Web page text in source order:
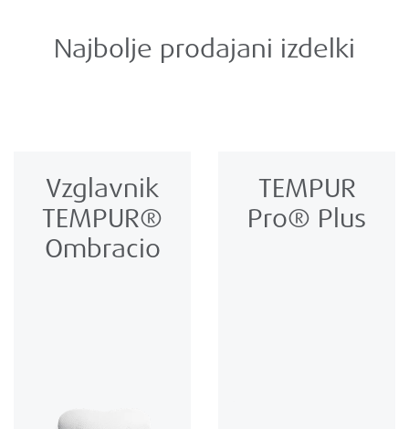
Najbolje prodajani izdelki
Vzglavnik
TEMPUR®
Ombracio
TEMPUR
Pro® Plus